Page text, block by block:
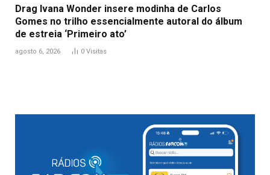
Drag Ivana Wonder insere modinha de Carlos
Gomes no trilho essencialmente autoral do álbum
de estreia ‘Primeiro ato’
agosto 6, 2026 0 Visitas